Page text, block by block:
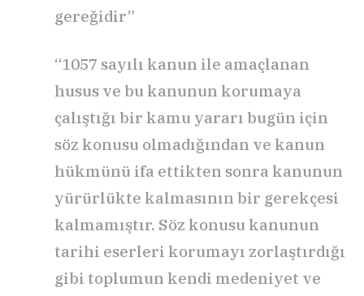
gereğidir”
“1057 sayılı kanun ile amaçlanan
husus ve bu kanunun korumaya
çalıştığı bir kamu yararı bugün için
söz konusu olmadığından ve kanun
hükmünü ifa ettikten sonra kanunun
yürürlükte kalmasının bir gerekçesi
kalmamıştır. Söz konusu kanunun
tarihi eserleri korumayı zorlaştırdığı
gibi toplumun kendi medeniyet ve